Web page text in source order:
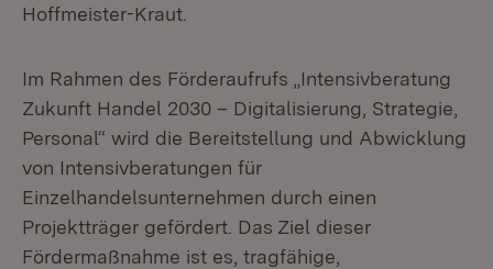
Hoffmeister-Kraut.
Im Rahmen des Förderaufrufs „Intensivberatung
Zukunft Handel 2030 – Digitalisierung, Strategie,
Personal“ wird die Bereitstellung und Abwicklung
von Intensivberatungen für
Einzelhandelsunternehmen durch einen
Projektträger gefördert. Das Ziel dieser
Fördermaßnahme ist es, tragfähige,